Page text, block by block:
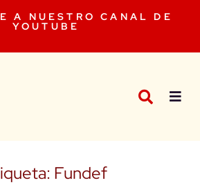
A NUESTRO CANAL DE
YOUTUBE
Fundef